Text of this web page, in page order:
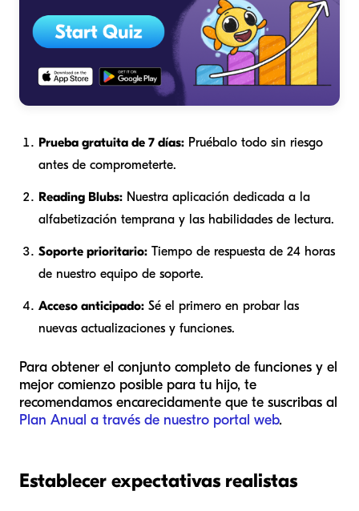
Prueba gratuita de 7 días: Pruébalo todo sin riesgo
antes de comprometerte.
Reading Blubs: Nuestra aplicación dedicada a la
alfabetización temprana y las habilidades de lectura.
Soporte prioritario: Tiempo de respuesta de 24 horas
de nuestro equipo de soporte.
Acceso anticipado: Sé el primero en probar las
nuevas actualizaciones y funciones.
Para obtener el conjunto completo de funciones y el
mejor comienzo posible para tu hijo, te
recomendamos encarecidamente que te suscribas al
Plan Anual a través de nuestro portal web.
Establecer expectativas realistas